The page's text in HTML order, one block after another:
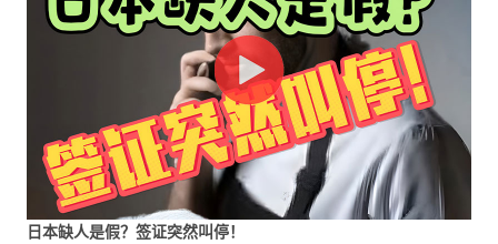
日本缺人是假？签证突然叫停！